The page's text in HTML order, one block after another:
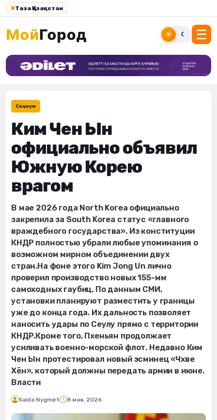
#Таза Қазақстан
☀ ☾
Социум
Ким Чен Ын
официально объявил
Южную Корею
врагом
В мае 2026 года North Korea официально
закрепила за South Korea статус «главного
враждебного государства». Из конституции
КНДР полностью убрали любые упоминания о
возможном мирном объединении двух
стран.На фоне этого Kim Jong Un лично
проверил производство новых 155-мм
самоходных гаубиц. По данным СМИ,
установки планируют разместить у границы
уже до конца года. Их дальность позволяет
наносить удары по Сеулу прямо с территории
КНДР.Кроме того, Пхеньян продолжает
усиливать военно-морской флот. Недавно Ким
Чен Ын протестировал новый эсминец «Чхве
Хён», который должны передать армии в июне.
Власти
Saida Nygmet 8 мая, 2026